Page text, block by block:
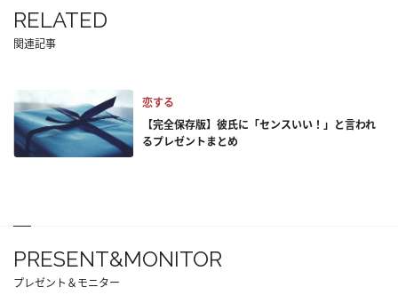
RELATED
関連記事
恋する
【完全保存版】彼氏に「センスいい！」と言われ
るプレゼントまとめ
PRESENT&MONITOR
プレゼント＆モニター